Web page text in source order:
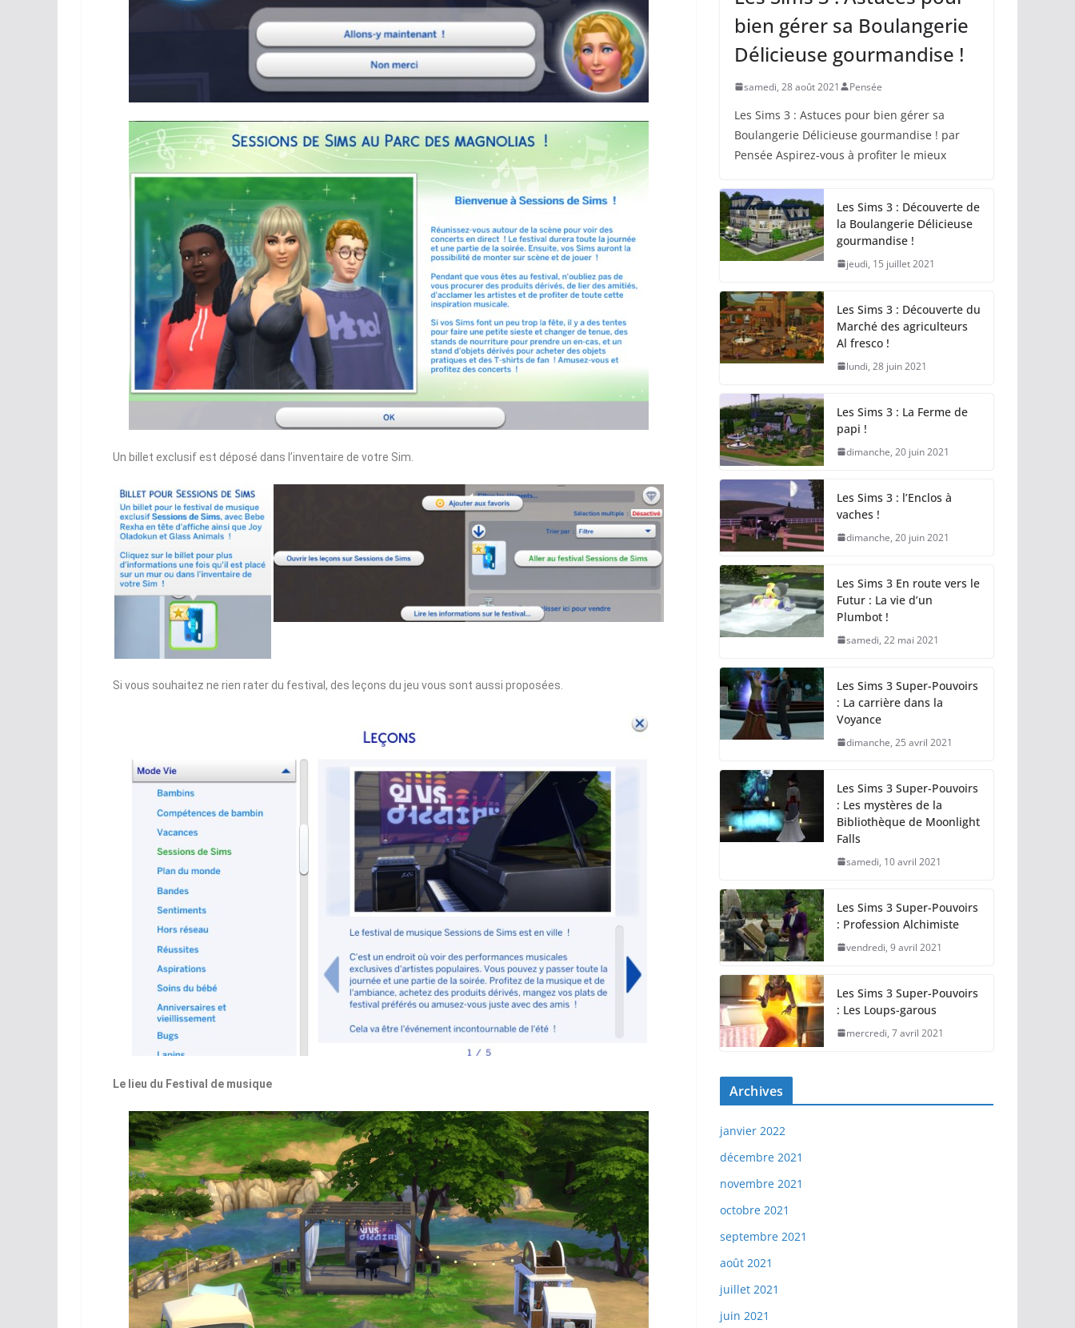
Un billet exclusif est déposé dans l’inventaire de votre Sim.
Si vous souhaitez ne rien rater du festival, des leçons du jeu vous sont aussi proposées.
Le lieu du Festival de musique
bien gérer sa Boulangerie
Délicieuse gourmandise !
samedi, 28 août 2021 Pensée
Les Sims 3 : Astuces pour bien gérer sa
Boulangerie Délicieuse gourmandise ! par
Pensée Aspirez-vous à profiter le mieux
Les Sims 3 : Découverte de
la Boulangerie Délicieuse
gourmandise !
jeudi, 15 juillet 2021
Les Sims 3 : Découverte du
Marché des agriculteurs
Al fresco !
lundi, 28 juin 2021
Les Sims 3 : La Ferme de
papi !
dimanche, 20 juin 2021
Les Sims 3 : l’Enclos à
vaches !
dimanche, 20 juin 2021
Les Sims 3 En route vers le
Futur : La vie d’un
Plumbot !
samedi, 22 mai 2021
Les Sims 3 Super-Pouvoirs
: La carrière dans la
Voyance
dimanche, 25 avril 2021
Les Sims 3 Super-Pouvoirs
: Les mystères de la
Bibliothèque de Moonlight
Falls
samedi, 10 avril 2021
Les Sims 3 Super-Pouvoirs
: Profession Alchimiste
vendredi, 9 avril 2021
Les Sims 3 Super-Pouvoirs
: Les Loups-garous
mercredi, 7 avril 2021
Archives
janvier 2022
décembre 2021
novembre 2021
octobre 2021
septembre 2021
août 2021
juillet 2021
juin 2021